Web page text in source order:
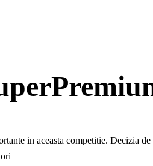
in aceasta competitie. Decizia